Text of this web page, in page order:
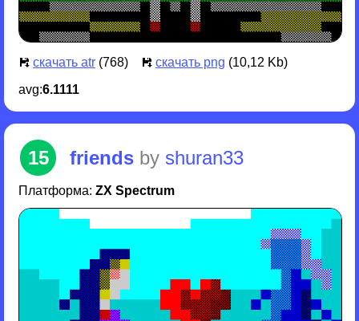
скачать atr (768) скачать png (10,12 Kb)
avg:6.1111
15 friends by shuran33
Платформа: ZX Spectrum